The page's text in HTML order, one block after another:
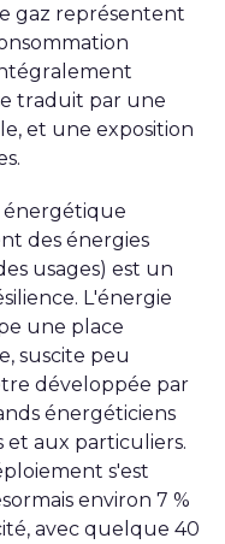
gaz représentent
traduit par une
et une exposition
énergétique
des énergies
usages) est un
L'énergie
une place
suscite peu
développée par
énergéticiens
aux particuliers.
s'est
environ 7 %
avec quelque 40